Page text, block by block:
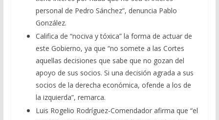
personal de Pedro Sánchez”, denuncia Pablo
González.
Califica de “nociva y tóxica” la forma de actuar de
este Gobierno, ya que “no somete a las Cortes
aquellas decisiones que sabe que no gozan del
apoyo de sus socios. Si una decisión agrada a sus
socios de la derecha económica, ofende a los de
la izquierda”, remarca.
Luis Rogelio Rodríguez-Comendador afirma que “el